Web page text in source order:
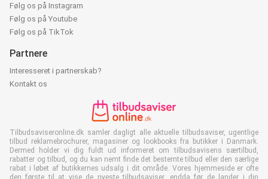
Følg os på Instagram
Følg os på Youtube
Følg os på TikTok
Partnere
Interesseret i partnerskab?
Kontakt os
Tilbudsaviseronline.dk samler dagligt alle aktuelle tilbudsaviser, ugentlige
tilbud reklamebrochurer, magasiner og lookbooks fra butikker i Danmark.
Dermed holder vi dig fuldt ud informeret om tilbudsavisens særtilbud,
rabatter og tilbud, og du kan nemt finde det bestemte tilbud eller den særlige
rabat i løbet af butikkernes udsalg i dit område. Vores hjemmeside er ofte
den første til at vise de nyeste tilbudsaviser, endda før de lander i din